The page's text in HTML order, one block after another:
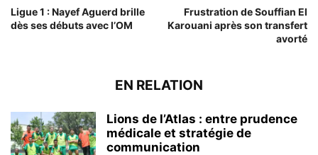
Ligue 1 : Nayef Aguerd brille
dès ses débuts avec l’OM
Frustration de Souffian El
Karouani après son transfert
avorté
EN RELATION
Lions de l’Atlas : entre prudence
médicale et stratégie de
communication